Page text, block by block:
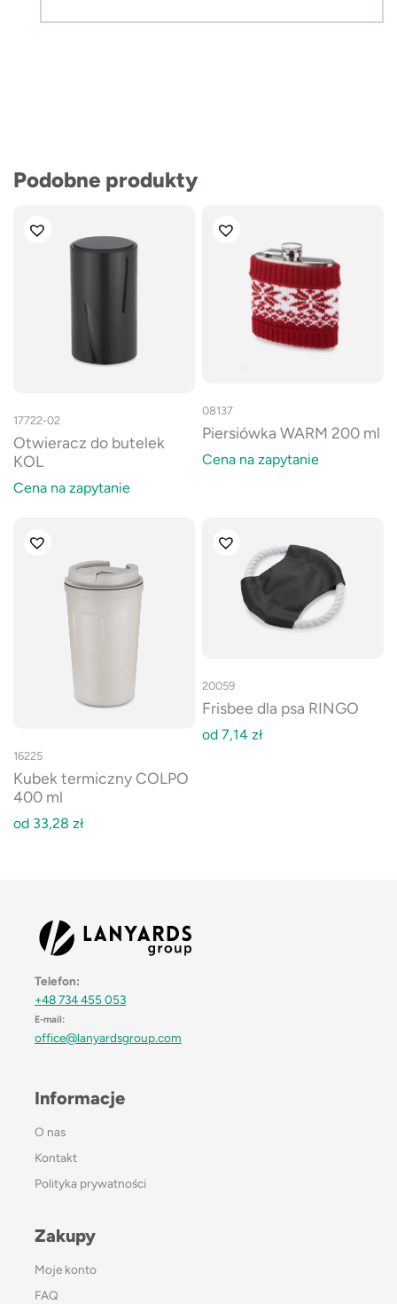
Podobne produkty
17722-02
Otwieracz do butelek
KOL
Cena na zapytanie
08137
Piersiówka WARM 200 ml
Cena na zapytanie
16225
Kubek termiczny COLPO
400 ml
od 33,28 zł
20059
Frisbee dla psa RINGO
od 7,14 zł
Telefon:
+48 734 455 053
E-mail:
office@lanyardsgroup.com
Informacje
O nas
Kontakt
Polityka prywatności
Zakupy
Moje konto
FAQ